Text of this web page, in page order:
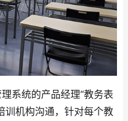
系统的产品经理“教务表
训机构沟通，针对每个教